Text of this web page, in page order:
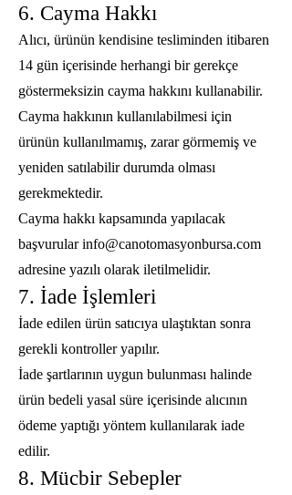
6. Cayma Hakkı
Alıcı, ürünün kendisine tesliminden itibaren
14 gün içerisinde herhangi bir gerekçe
göstermeksizin cayma hakkını kullanabilir.
Cayma hakkının kullanılabilmesi için
ürünün kullanılmamış, zarar görmemiş ve
yeniden satılabilir durumda olması
gerekmektedir.
Cayma hakkı kapsamında yapılacak
başvurularinfo@canotomasyonbursa.com
adresine yazılı olarak iletilmelidir.
7. İade İşlemleri
İade edilen ürün satıcıya ulaştıktan sonra
gerekli kontroller yapılır.
İade şartlarının uygun bulunması halinde
ürün bedeli yasal süre içerisinde alıcının
ödeme yaptığı yöntem kullanılarak iade
edilir.
8. Mücbir Sebepler